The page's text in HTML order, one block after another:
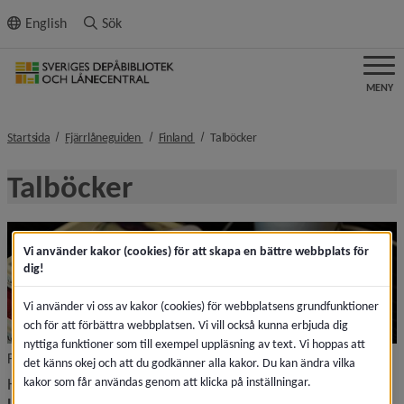
innehållet
English Sök
MENY
Startsida Fjärrlåneguiden nivå i brödsmulenavigeringen
Finland nivå i brödsmulenavigeringen
Talböckernivå i brödsmulenavigeringen
Talböcker
Fotograf: Sanna Dolck Wall
Hos Celia-biblioteket Länk till annan webbplats, öppnas i
kan bibliotek registrera sig som
Vi använder kakor (cookies) för att skapa en bättre webbplats för
dig!
Vi använder vi oss av kakor (cookies) för webbplatsens grundfunktioner
och för att förbättra webbplatsen. Vi vill också kunna erbjuda dig
nyttiga funktioner som till exempel uppläsning av text. Vi hoppas att
det känns okej och att du godkänner alla kakor. Du kan ändra vilka
kakor som får användas genom att klicka på inställningar.